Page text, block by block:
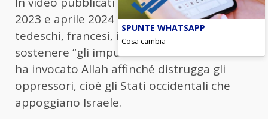
2023 e aprile 2024 ha accusato americani,
tedeschi, francesi, inglesi e italiani di
sostenere “gli impuri sionisti” e in un altro
ha invocato Allah affinché distrugga gli
oppressori, cioè gli Stati occidentali che
appoggiano Israele.
SPUNTE WHATSAPP
Cosa cambia